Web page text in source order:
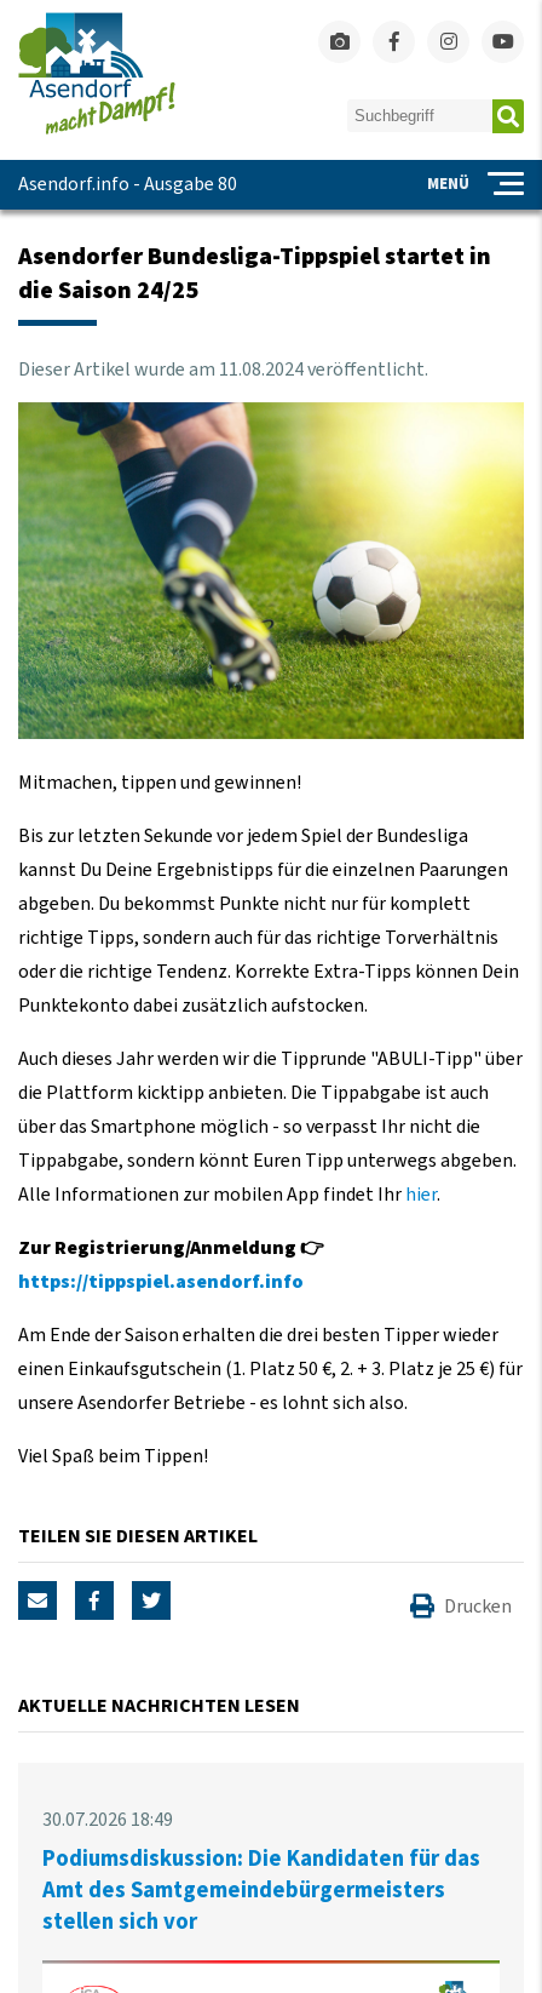
Asendorf.info - Ausgabe 80 MENÜ
Asendorfer Bundesliga-Tippspiel startet in
die Saison 24/25
Dieser Artikel wurde am 11.08.2024veröffentlicht.
Mitmachen, tippen und gewinnen!
Bis zur letzten Sekunde vor jedem Spiel der Bundesliga
kannst Du Deine Ergebnistipps für die einzelnen Paarungen
abgeben. Du bekommst Punkte nicht nur für komplett
richtige Tipps, sondern auch für das richtige Torverhältnis
oder die richtige Tendenz. Korrekte Extra-Tipps können Dein
Punktekonto dabei zusätzlich aufstocken.
Auch dieses Jahr werden wir die Tipprunde "ABULI-Tipp" über
die Plattform kicktipp anbieten. Die Tippabgabe ist auch
über das Smartphone möglich - so verpasst Ihr nicht die
Tippabgabe, sondern könnt Euren Tipp unterwegs abgeben.
Alle Informationen zur mobilen App findet Ihrhier.
Zur Registrierung/Anmeldung 👉
https://tippspiel.asendorf.info
Am Ende der Saison erhalten die drei besten Tipper wieder
einen Einkaufsgutschein (1. Platz 50 €, 2. + 3. Platz je 25 €) für
unsere Asendorfer Betriebe - es lohnt sich also.
Viel Spaß beim Tippen!
TEILEN SIE DIESEN ARTIKEL
Drucken
AKTUELLE NACHRICHTEN LESEN
30.07.2026 18:49
Podiumsdiskussion: Die Kandidaten für das
Amt des Samtgemeindebürgermeisters
stellen sich vor